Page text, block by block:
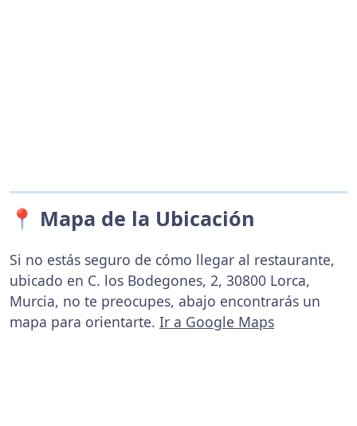
📍 Mapa de la Ubicación
Si no estás seguro de cómo llegar al restaurante,
ubicado en C. los Bodegones, 2, 30800 Lorca,
Murcia, no te preocupes, abajo encontrarás un
mapa para orientarte. Ir a Google Maps